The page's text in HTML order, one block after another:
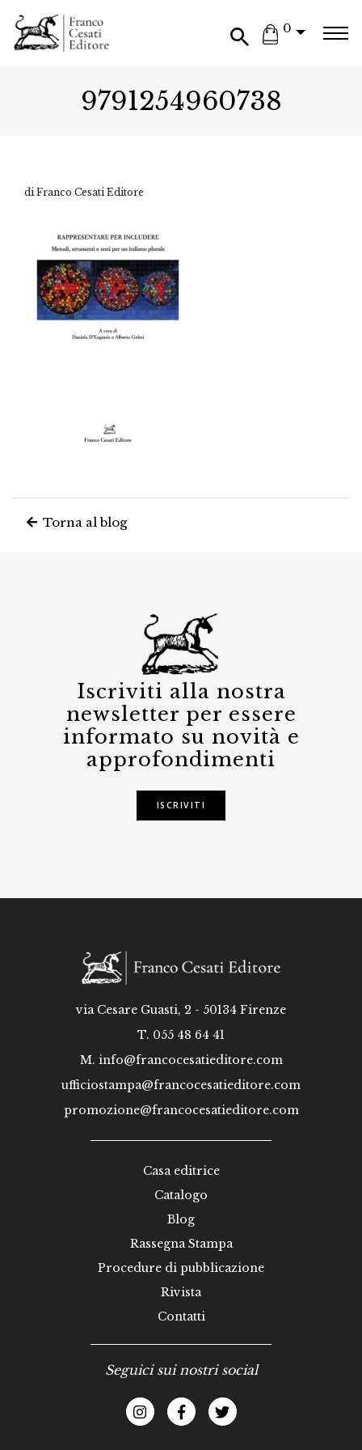
0
9791254960738
di Franco Cesati Editore
Torna al blog
Iscriviti alla nostra
newsletter per essere
informato su novità e
approfondimenti
ISCRIVITI
via Cesare Guasti, 2 - 50134 Firenze
T. 055 48 64 41
M. info@francocesatieditore.com
ufficiostampa@francocesatieditore.com
promozione@francocesatieditore.com
Casa editrice
Catalogo
Blog
Rassegna Stampa
Procedure di pubblicazione
Rivista
Contatti
Seguici sui nostri social